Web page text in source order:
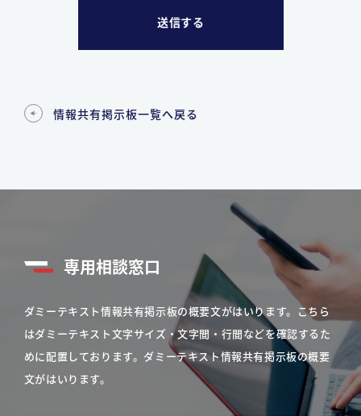
情報共有掲示板一覧へ戻る
専用相談窓口
ダミーテキスト情報共有掲示板の概要文がはいります。こちら
はダミーテキスト文字サイズ・文字間・行間などを確認するた
めに配置しております。ダミーテキスト情報共有掲示板の概要
文がはいります。